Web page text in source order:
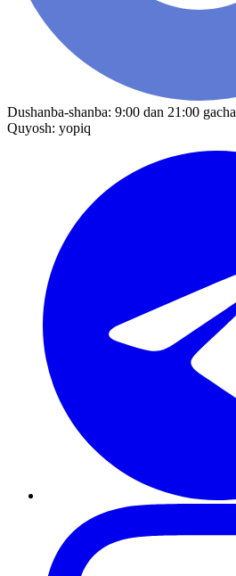
Dushanba-shanba: 9:00 dan 21:00 gacha
Quyosh: yopiq